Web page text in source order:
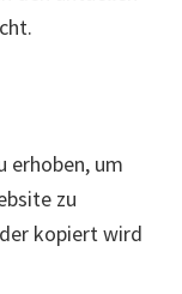
erhoben, um
zu
kopiert wird